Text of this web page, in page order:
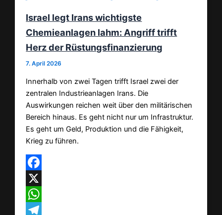
Israel legt Irans wichtigste
Chemieanlagen lahm: Angriff trifft
Herz der Rüstungsfinanzierung
7. April 2026
Innerhalb von zwei Tagen trifft Israel zwei der
zentralen Industrieanlagen Irans. Die
Auswirkungen reichen weit über den militärischen
Bereich hinaus. Es geht nicht nur um Infrastruktur.
Es geht um Geld, Produktion und die Fähigkeit,
Krieg zu führen.
Facebook
X
WhatsApp